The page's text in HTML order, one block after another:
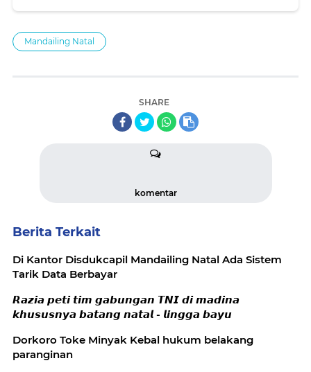
Mandailing Natal
SHARE
komentar
Berita Terkait
‎Di Kantor Disdukcapil Mandailing Natal Ada Sistem
𝙍𝙖𝙯𝙞𝙖 𝙥𝙚𝙩𝙞 𝙩𝙞𝙢 𝙜𝙖𝙗𝙪𝙣𝙜𝙖𝙣 𝙏𝙉𝙄 𝙙𝙞 𝙢𝙖𝙙𝙞𝙣𝙖
𝙠𝙝𝙪𝙨𝙪𝙨𝙣𝙮𝙖 𝙗𝙖𝙩𝙖𝙣𝙜 𝙣𝙖𝙩𝙖𝙡 - 𝙡𝙞𝙣𝙜𝙜𝙖 𝙗𝙖𝙮𝙪
‎Dorkoro Toke Minyak Kebal hukum belakang
paranginan